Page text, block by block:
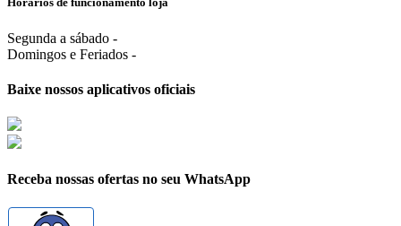
Segunda a sábado -
Domingos e Feriados -
Baixe nossos aplicativos oficiais
Receba nossas ofertas no seu WhatsApp